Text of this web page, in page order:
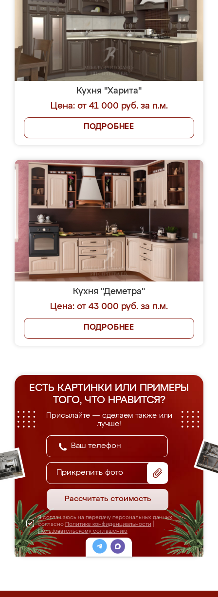
Кухня "Харита"
Цена: от 41 000 руб. за п.м.
ПОДРОБНЕЕ
Кухня "Деметра"
Цена: от 43 000 руб. за п.м.
ПОДРОБНЕЕ
ЕСТЬ КАРТИНКИ ИЛИ ПРИМЕРЫ
ТОГО, ЧТО НРАВИТСЯ?
Присылайте — сделаем также или
лучше!
Прикрепить фото
Рассчитать стоимость
Я соглашаюсь на передачу персональных данных
согласно Политике конфиденциальности
Пользовательскому соглашению